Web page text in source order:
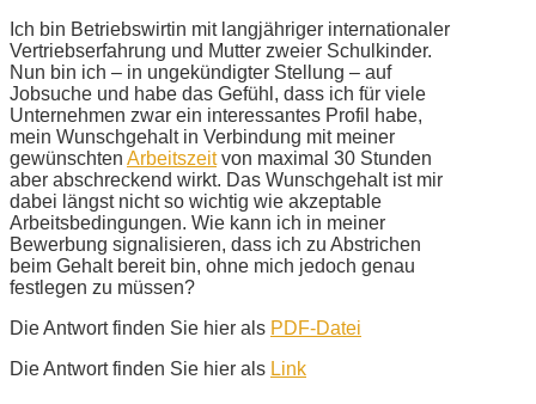
Ich bin Betriebswirtin mit langjähriger internationaler
Vertriebserfahrung und Mutter zweier Schulkinder.
Nun bin ich – in ungekündigter Stellung – auf
Jobsuche und habe das Gefühl, dass ich für viele
Unternehmen zwar ein interessantes Profil habe,
mein Wunschgehalt in Verbindung mit meiner
gewünschten Arbeitszeitvon maximal 30 Stunden
aber abschreckend wirkt. Das Wunschgehalt ist mir
dabei längst nicht so wichtig wie akzeptable
Arbeitsbedingungen. Wie kann ich in meiner
Bewerbung signalisieren, dass ich zu Abstrichen
beim Gehalt bereit bin, ohne mich jedoch genau
festlegen zu müssen?
Die Antwort finden Sie hier als PDF-Datei
Die Antwort finden Sie hier als Link